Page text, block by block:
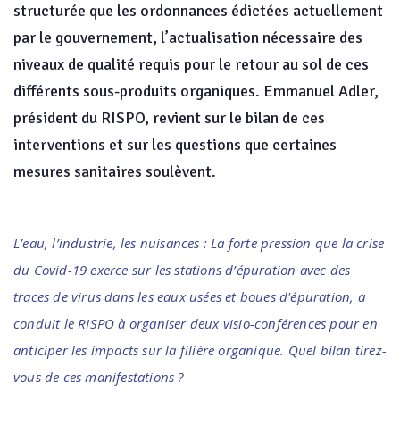
structurée que les ordonnances édictées actuellement
par le gouvernement, l’actualisation nécessaire des
niveaux de qualité requis pour le retour au sol de ces
différents sous-produits organiques. Emmanuel Adler,
président du RISPO, revient sur le bilan de ces
interventions et sur les questions que certaines
mesures sanitaires soulèvent.
L’eau, l’industrie, les nuisances : La forte pression que la crise
du Covid-19 exerce sur les stations d’épuration avec des
traces de virus dans les eaux usées et boues d'épuration, a
conduit le RISPO à organiser deux visio-conférences pour en
anticiper les impacts sur la filière organique. Quel bilan tirez-
vous de ces manifestations ?